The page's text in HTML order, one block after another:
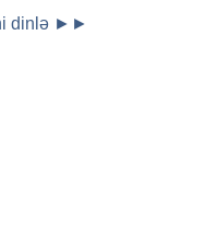
dinlə ►►